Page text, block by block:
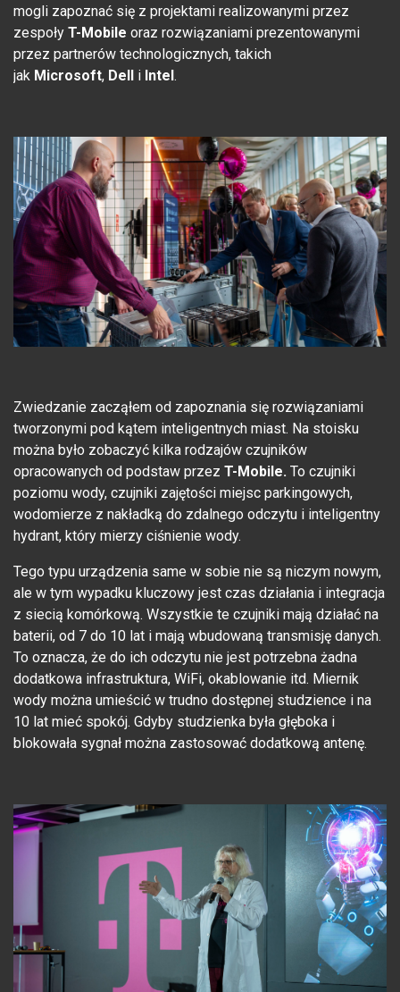
mogli zapoznać się z projektami realizowanymi przez
zespoły T-Mobile oraz rozwiązaniami prezentowanymi
przez partnerów technologicznych, takich
jak Microsoft, Dell i Intel .
Zwiedzanie zacząłem od zapoznania się rozwiązaniami
tworzonymi pod kątem inteligentnych miast. Na stoisku
można było zobaczyć kilka rodzajów czujników
opracowanych od podstaw przez T-Mobile. To czujniki
poziomu wody, czujniki zajętości miejsc parkingowych,
wodomierze z nakładką do zdalnego odczytu i inteligentny
hydrant, który mierzy ciśnienie wody.
Tego typu urządzenia same w sobie nie są niczym nowym,
ale w tym wypadku kluczowy jest czas działania i integracja
z siecią komórkową. Wszystkie te czujniki mają działać na
baterii, od 7 do 10 lat i mają wbudowaną transmisję danych.
To oznacza, że do ich odczytu nie jest potrzebna żadna
dodatkowa infrastruktura, WiFi, okablowanie itd. Miernik
wody można umieścić w trudno dostępnej studzience i na
10 lat mieć spokój. Gdyby studzienka była głęboka i
blokowała sygnał można zastosować dodatkową antenę.